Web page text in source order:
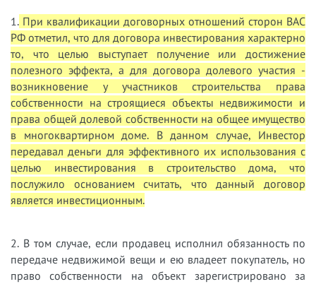
1. При квалификации договорных отношений сторон ВАС
РФ отметил, что для договора инвестирования характерно
то, что целью выступает получение или достижение
полезного эффекта, а для договора долевого участия -
возникновение у участников строительства права
собственности на строящиеся объекты недвижимости и
права общей долевой собственности на общее имущество
в многоквартирном доме. В данном случае, Инвестор
передавал деньги для эффективного их использования с
целью инвестирования в строительство дома, что
послужило основанием считать, что данный договор
является инвестиционным.
2. В том случае, если продавец исполнил обязанность по
передаче недвижимой вещи и ею владеет покупатель, но
право собственности на объект зарегистрировано за